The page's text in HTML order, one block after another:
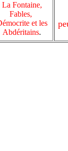
La Fontaine,
Fables,
et les
Abdéritains.